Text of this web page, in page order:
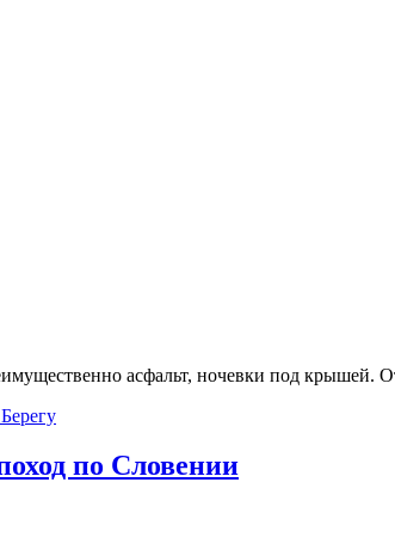
асфальт, ночевки под крышей.
по Словении